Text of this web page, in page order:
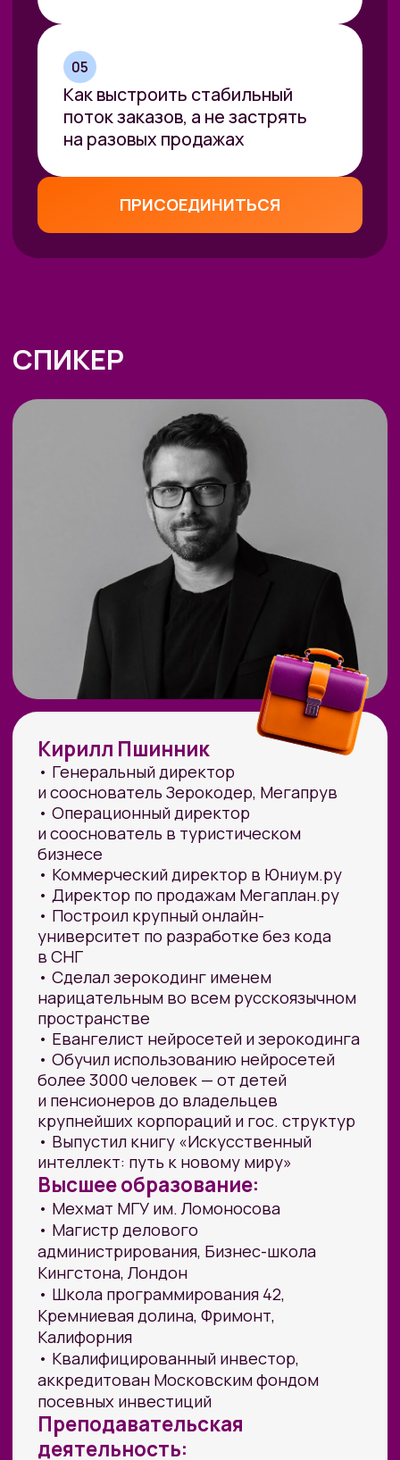
• Школа программирования 42,
Кремниевая долина, Фримонт,
Калифорния
• Квалифицированный инвестор,
аккредитован Московским фондом
посевных инвестиций
Преподавательская
деятельность:
• Университет Иннополиса: программа
«Разработка без кода» («No code
development»)
• РАНХиГС: программа «Международное
предпринимательство» («International
entrepreneurship»)
• МГУ им. Ломоносова: гостевые лекции
Людям с основной занятостью,
которые хотят дополнительный
доход с ИИ — без смены профессии
и без ухода с текущего места.
Фрилансерам-новичками тем, кто
только думает о фрилансе,
но не понимает, что конкретно
предлагать и где брать клиентов.
Мамам в декрете и всем, кто
ограничен во времени, — кто хочет
зарабатывать из дома по своему
графику, имея всего 2 часа в день.
Специалистам из любых сфер
(маркетологи, педагоги,
копирайтеры и другие), которые
хотят монетизировать свой опыт
через ИИ-услуги на фрилансе.
КОМУ ТОЧНО СТОИТ
БЫТЬ?